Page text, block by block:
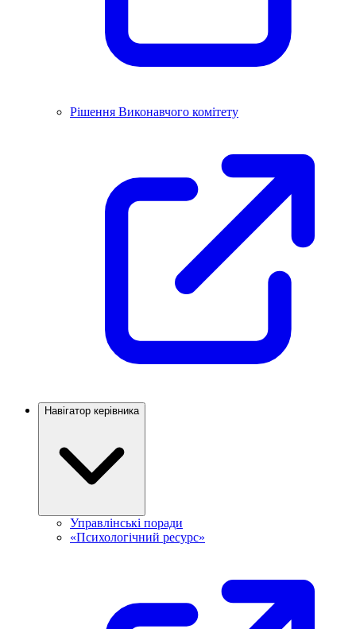
Рішення Виконавчого комітету
Навігатор керівника
Управлінські поради
«Психологічний ресурс»